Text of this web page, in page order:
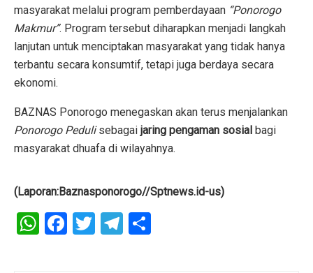
masyarakat melalui program pemberdayaan “Ponorogo
Makmur”. Program tersebut diharapkan menjadi langkah
lanjutan untuk menciptakan masyarakat yang tidak hanya
terbantu secara konsumtif, tetapi juga berdaya secara
ekonomi.
BAZNAS Ponorogo menegaskan akan terus menjalankan
Ponorogo Pedulisebagai jaring pengaman sosial bagi
masyarakat dhuafa di wilayahnya.
(Laporan:Baznasponorogo//Sptnews.id-us)
W
h
F
a
T
wi
T
el